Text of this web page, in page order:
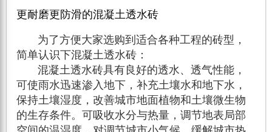
更耐磨更防滑的混凝土透水砖
为了方便大家选购到适合各种工程的砖型，
简单认识下混凝土透水砖：
混凝土透水砖具有良好的透水、透气性能，
可使雨水迅速渗入地下，补充土壤水和地下水，
保持土壤湿度，改善城市地面植物和土壤微生物
的生存条件。可吸收水分与热量，调节地表局部